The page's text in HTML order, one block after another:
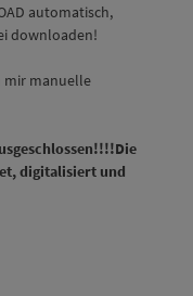
automatisch,
downloaden!
mir manuelle
digitalisiert und